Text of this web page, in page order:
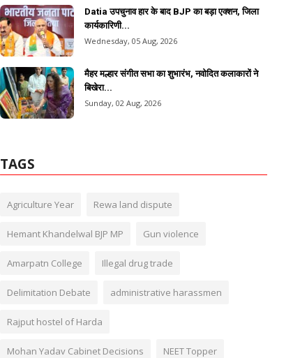
Datia उपचुनाव हार के बाद BJP का बड़ा एक्शन, जिला
कार्यकारिणी...
Wednesday, 05 Aug, 2026
मैहर मल्हार संगीत सभा का शुभारंभ, नवोदित कलाकारों ने
बिखेरा...
Sunday, 02 Aug, 2026
TAGS
Agriculture Year Rewa land dispute
Hemant Khandelwal BJP MP Gun violence
Amarpatn College Illegal drug trade
Delimitation Debate administrative harassmen
Rajput hostel of Harda
Mohan Yadav Cabinet Decisions NEET Topper